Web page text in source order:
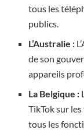
tous les
publics.
L’Australie :
de son
appareils
La Belgique :
TikTok sur
tous les